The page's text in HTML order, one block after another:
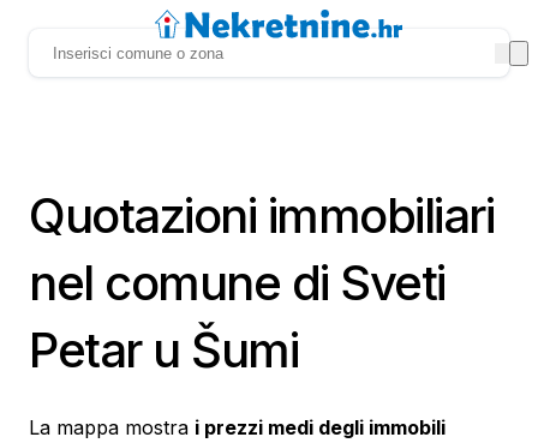
Quotazioni immobiliari
nel comune di Sveti
Petar u Šumi
La mappa mostra i prezzi medi degli immobili